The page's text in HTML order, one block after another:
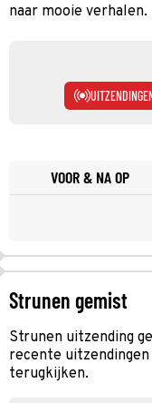
naar mooie verhalen.
VOOR & NA OP
Strunen gemist
Strunen uitzending
recente
terugkijken.